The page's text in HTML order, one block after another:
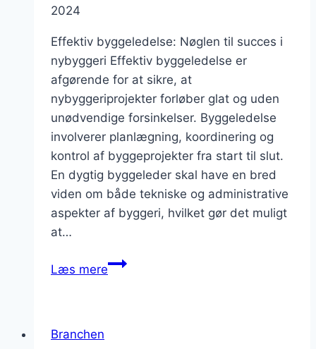
2024
Effektiv byggeledelse: Nøglen til succes i
nybyggeri Effektiv byggeledelse er
afgørende for at sikre, at
nybyggeriprojekter forløber glat og uden
unødvendige forsinkelser. Byggeledelse
involverer planlægning, koordinering og
kontrol af byggeprojekter fra start til slut.
En dygtig byggeleder skal have en bred
viden om både tekniske og administrative
aspekter af byggeri, hvilket gør det muligt
at…
Læs mereEffektiv
Branchen